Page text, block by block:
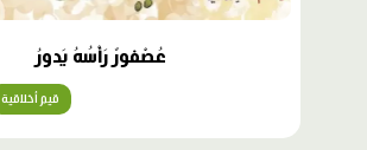
عُصْفورٌ رَأْسُهُ يَدورُ
قيم أخلاقية